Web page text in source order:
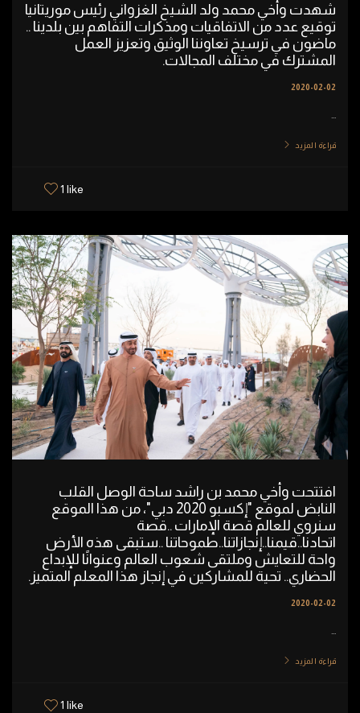
شهدت وأخي محمد ولد الشيخ الغزواني رئيس موريتانيا
توقيع عدد من الاتفاقيات ومذكرات التفاهم بين بلدينا ..
ماضون في ترسيخ تعاوننا الوثيق وتعزيز العمل
المشترك في مختلف المجالات.
2020-02-02
قراءة المزيد
1 like
افتتحت وأخي محمد بن راشد ساحة الوصل القلب
النابض لموقع "إكسبو 2020 دبي"، من هذا الموقع
سنروي للعالم قصة الإمارات ..قصة
اتحادنا..قيمنا..إنجازاتنا..طموحاتنا ..ستبقى هذه الأرض
واحة للتعايش وملتقى شعوب العالم وعنوانًا للإبداع
الحضاري.. تحية للمشاركين في إنجاز هذا المعلم المتميز.
2020-02-02
قراءة المزيد
1 like